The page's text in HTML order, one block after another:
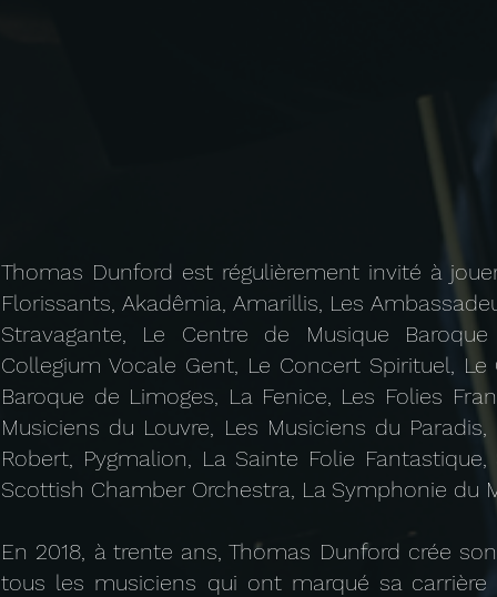
Thomas Dunford est régulièrement invité à
Florissants, Akadêmia, Amarillis, Les
Stravagante, Le Centre de Musique
Collegium Vocale Gent, Le Concert Spirituel, Le
Baroque de Limoges, La Fenice, Les Folies
Musiciens du Louvre, Les Musiciens du
Robert, Pygmalion, La Sainte Folie
Scottish Chamber Orchestra, La Symphonie du
En 2018, à trente ans, Thomas Dunford crée
tous les musiciens qui ont marqué sa